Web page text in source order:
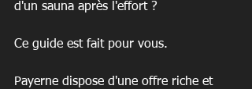
d'un sauna après l'effort ?
Ce guide est fait pour vous.
Payerne dispose d'une offre riche et